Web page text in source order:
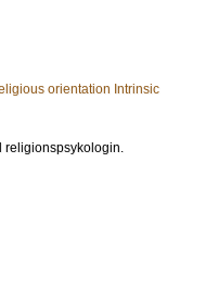
orientation Intrinsic
religionspsykologin.